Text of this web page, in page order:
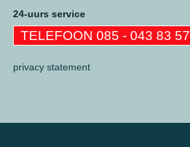
24-uurs service
TELEFOON 085 - 043 83 57
privacy statement